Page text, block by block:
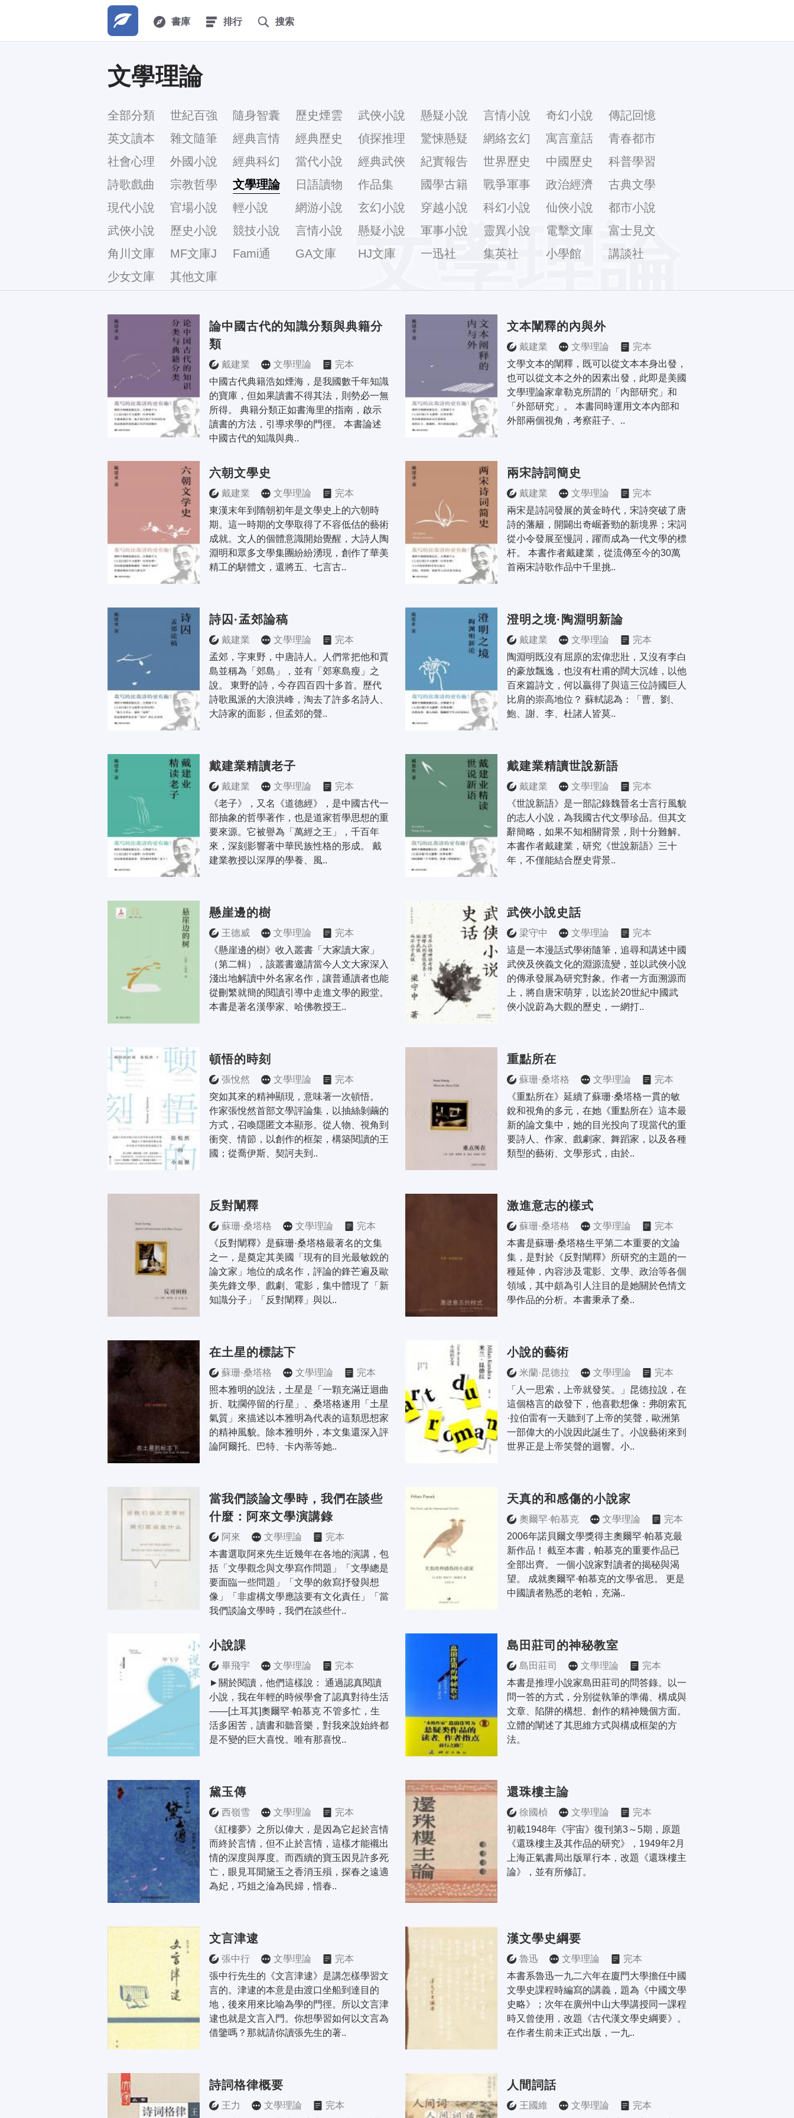
書庫 排行 搜索
文學理論
文學理論
全部分類 世紀百強 隨身智囊 歷史煙雲 武俠小說 懸疑小說 言情小說 奇幻小說
傳記回憶
英文讀本
雜文隨筆 經典言情 經典歷史 偵探推理 驚悚懸疑 網絡玄幻 寓言童話
青春都市
社會心理
外國小說 經典科幻 當代小說 經典武俠 紀實報告 世界歷史 中國歷史
科普學習
詩歌戲曲
宗教哲學 文學理論 日語讀物 作品集 國學古籍 戰爭軍事 政治經濟
古典文學
現代小說
官場小說 輕小說 網游小說 玄幻小說 穿越小說 科幻小說 仙俠小說
都市小說
武俠小說
歷史小說 競技小說 言情小說 懸疑小說 軍事小說 靈異小說 電擊文庫
富士見文
庫
角川文庫 MF文庫J
Fami通
GA文庫 HJ文庫 一迅社 集英社 小學館
講談社
少女文庫
其他文庫
論中國古代的知識分類與典籍分
類
戴建業 文學理論
完本
中國古代典籍浩如煙海，是我國數千年知識
的寶庫，但如果讀書不得其法，則勢必一無
所得。 典籍分類正如書海里的指南，啟示
讀書的方法，引導求學的門徑。 本書論述
中國古代的知識與典..
文本闡釋的內與外
戴建業 文學理論
完本
文學文本的闡釋，既可以從文本本身出發，
也可以從文本之外的因素出發，此即是美國
文學理論家韋勒克所謂的「內部研究」和
「外部研究」。 本書同時運用文本內部和
外部兩個視角，考察莊子、..
六朝文學史
戴建業 文學理論
完本
東漢末年到隋朝初年是文學史上的六朝時
期。這一時期的文學取得了不容低估的藝術
成就。文人的個體意識開始覺醒，大詩人陶
淵明和眾多文學集團紛紛湧現，創作了華美
精工的駢體文，還將五、七言古..
兩宋詩詞簡史
戴建業 文學理論
完本
兩宋是詩詞發展的黃金時代，宋詩突破了唐
詩的藩籬，開闢出奇崛蒼勁的新境界；宋詞
從小令發展至慢詞，躍而成為一代文學的標
杆。 本書作者戴建業，從流傳至今的30萬
首兩宋詩歌作品中千里挑..
詩囚·孟郊論稿
戴建業 文學理論
完本
孟郊，字東野，中唐詩人。人們常把他和賈
島並稱為「郊島」，並有「郊寒島瘦」之
說。 東野的詩，今存四百四十多首。歷代
詩歌風派的大浪洪峰，淘去了許多名詩人、
大詩家的面影，但孟郊的聲..
澄明之境·陶淵明新論
戴建業 文學理論
完本
陶淵明既沒有屈原的宏偉悲壯，又沒有李白
的豪放飄逸，也沒有杜甫的闊大沉雄，以他
百來篇詩文，何以贏得了與這三位詩國巨人
比肩的崇高地位？ 蘇軾認為：「曹、劉、
鮑、謝、李、杜諸人皆莫..
戴建業精讀老子
戴建業 文學理論
完本
《老子》，又名《道德經》，是中國古代一
部抽象的哲學著作，也是道家哲學思想的重
要來源。它被譽為「萬經之王」，千百年
來，深刻影響著中華民族性格的形成。 戴
建業教授以深厚的學養、風..
戴建業精讀世說新語
戴建業 文學理論
完本
《世說新語》是一部記錄魏晉名士言行風貌
的志人小說，為我國古代文學珍品。但其文
辭簡略，如果不知相關背景，則十分難解。
本書作者戴建業，研究《世說新語》三十
年，不僅能結合歷史背景..
懸崖邊的樹
王德威 文學理論
完本
《懸崖邊的樹》收入叢書「大家讀大家」
（第二輯），該叢書邀請當今人文大家深入
淺出地解讀中外名家名作，讓普通讀者也能
從刪繁就簡的閱讀引導中走進文學的殿堂。
本書是著名漢學家、哈佛教授王..
武俠小說史話
梁守中 文學理論
完本
這是一本漫話式學術隨筆，追尋和講述中國
武俠及俠義文化的淵源流變，並以武俠小說
的傳承發展為研究對象。作者一方面溯源而
上，將自唐宋萌芽，以迄於20世紀中國武
俠小說蔚為大觀的歷史，一網打..
頓悟的時刻
張悅然 文學理論
完本
突如其來的精神顯現，意味著一次頓悟。
作家張悅然首部文學評論集，以抽絲剝繭的
方式，召喚隱匿文本顯形。從人物、視角到
衝突、情節，以創作的框架，構築閱讀的王
國；從喬伊斯、契訶夫到..
重點所在
蘇珊·桑塔格 文學理論
完本
《重點所在》延續了蘇珊·桑塔格一貫的敏
銳和視角的多元，在她《重點所在》這本最
新的論文集中，她的目光投向了現當代的重
要詩人、作家、戲劇家、舞蹈家，以及各種
類型的藝術、文學形式，由於..
反對闡釋
蘇珊·桑塔格 文學理論
完本
《反對闡釋》是蘇珊·桑塔格最著名的文集
之一，是奠定其美國「現有的目光最敏銳的
論文家」地位的成名作，評論的鋒芒遍及歐
美先鋒文學、戲劇、電影，集中體現了「新
知識分子」「反對闡釋」與以..
激進意志的樣式
蘇珊·桑塔格 文學理論
完本
本書是蘇珊·桑塔格生平第二本重要的文論
集，是對於《反對闡釋》所研究的主題的一
種延伸，內容涉及電影、文學、政治等各個
領域，其中頗為引人注目的是她關於色情文
學作品的分析。本書秉承了桑..
在土星的標誌下
蘇珊·桑塔格 文學理論
完本
照本雅明的說法，土星是「一顆充滿迂迴曲
折、耽擱停留的行星」、桑塔格遂用「土星
氣質」來描述以本雅明為代表的這類思想家
的精神風貌。除本雅明外，本文集還深入評
論阿爾托、巴特、卡內蒂等她..
小說的藝術
米蘭·昆德拉 文學理論
完本
「人一思索，上帝就發笑。」昆德拉說，在
這個格言的啟發下，他喜歡想像：弗朗索瓦
·拉伯雷有一天聽到了上帝的笑聲，歐洲第
一部偉大的小說因此誕生了。小說藝術來到
世界正是上帝笑聲的迴響。小..
當我們談論文學時，我們在談些
什麼：阿來文學演講錄
阿來 文學理論
完本
本書選取阿來先生近幾年在各地的演講，包
括「文學觀念與文學寫作問題」「文學總是
要面臨一些問題」「文學的敘寫抒發與想
像」「非虛構文學應該要有文化責任」「當
我們談論文學時，我們在談些什..
天真的和感傷的小說家
奧爾罕·帕慕克 文學理論
完本
2006年諾貝爾文學獎得主奧爾罕·帕慕克最
新作品！ 截至本書，帕慕克的重要作品已
全部出齊。 一個小說家對讀者的揭秘與渴
望。 成就奧爾罕·帕慕克的文學省思。 更是
中國讀者熟悉的老帕，充滿..
小說課
畢飛宇 文學理論
完本
►關於閱讀，他們這樣說： 通過認真閱讀
小說，我在年輕的時候學會了認真對待生活
——[土耳其]奧爾罕·帕慕克 不管多忙，生
活多困苦，讀書和聽音樂，對我來說始終都
是不變的巨大喜悅。唯有那喜悅..
島田莊司的神秘教室
島田莊司 文學理論
完本
本書是推理小說家島田莊司的問答錄。以一
問一答的方式，分別從執筆的準備、構成與
文章、陷阱的構想、創作的精神幾個方面。
立體的闡述了其思維方式與構成框架的方
法。
黛玉傳
西嶺雪 文學理論
完本
《紅樓夢》之所以偉大，是因為它起於言情
而終於言情，但不止於言情，這樣才能襯出
情的深度與厚度。而西續的寶玉因見許多死
亡，眼見耳聞黛玉之香消玉殞，探春之遠適
為妃，巧姐之淪為民婦，惜春..
還珠樓主論
徐國楨 文學理論
完本
初載1948年《宇宙》復刊第3～5期，原題
《還珠樓主及其作品的研究》，1949年2月
上海正氣書局出版單行本，改題《還珠樓主
論》，並有所修訂。
文言津逮
張中行 文學理論
完本
張中行先生的《文言津逮》是講怎樣學習文
言的。津逮的本意是由渡口坐船到達目的
地，後來用來比喻為學的門徑。所以文言津
逮也就是文言入門。你想學習如何以文言為
借鑒嗎？那就請你讀張先生的著..
漢文學史綱要
魯迅 文學理論
完本
本書系魯迅一九二六年在廈門大學擔任中國
文學史課程時編寫的講義，題為《中國文學
史略》；次年在廣州中山大學講授同一課程
時又曾使用，改題《古代漢文學史綱要》。
在作者生前未正式出版，一九..
詩詞格律概要
王力 文學理論
完本
人間詞話
王國維 文學理論
完本